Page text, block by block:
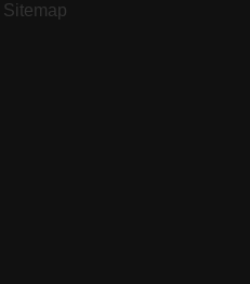
Sitemap